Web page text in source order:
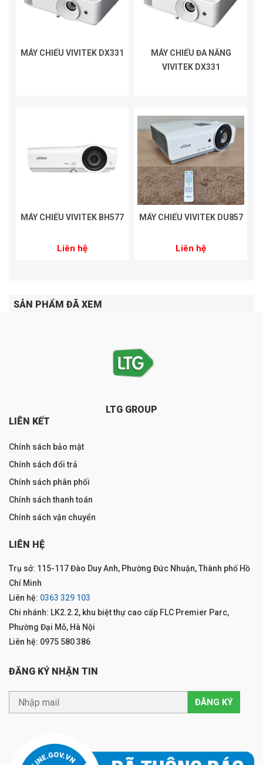
MÁY CHIẾU VIVITEK DX331
MÁY CHIẾU ĐA NĂNG
VIVITEK DX331
MÁY CHIẾU VIVITEK BH577
Liên hệ
MÁY CHIẾU VIVITEK DU857
Liên hệ
SẢN PHẨM ĐÃ XEM
LTG GROUP
LIÊN KẾT
Chính sách bảo mật
Chính sách đổi trả
Chính sách phân phối
Chính sách thanh toán
Chính sách vận chuyển
LIÊN HỆ
Trụ sở: 115-117 Đào Duy Anh, Phường Đức Nhuận, Thành phố Hồ
Chí Minh
Liên hệ: 0363 329 103
Chi nhánh: LK2.2.2, khu biệt thự cao cấp FLC Premier Parc,
Phường Đại Mỗ, Hà Nội
Liên hệ: 0975 580 386
ĐĂNG KÝ NHẬN TIN